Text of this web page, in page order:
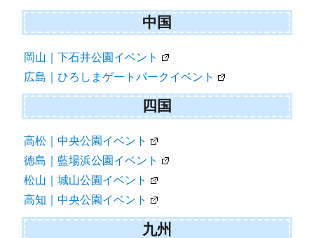
中国
岡山｜下石井公園イベント
広島｜ひろしまゲートパークイベント
四国
高松｜中央公園イベント
徳島｜藍場浜公園イベント
松山｜城山公園イベント
高知｜中央公園イベント
九州